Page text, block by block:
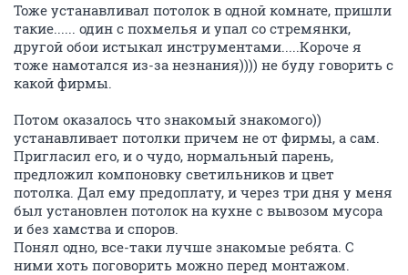
Тоже устанавливал потолок в одной комнате, пришли
такие...... один с похмелья и упал со стремянки,
другой обои истыкал инструментами.....Короче я
тоже намотался из-за незнания)))) не буду говорить с
какой фирмы.
Потом оказалось что знакомый знакомого))
устанавливает потолки причем не от фирмы, а сам.
Пригласил его, и о чудо, нормальный парень,
предложил компоновку светильников и цвет
потолка. Дал ему предоплату, и через три дня у меня
был установлен потолок на кухне с вывозом мусора
и без хамства и споров.
Понял одно, все-таки лучше знакомые ребята. С
ними хоть поговорить можно перед монтажом.